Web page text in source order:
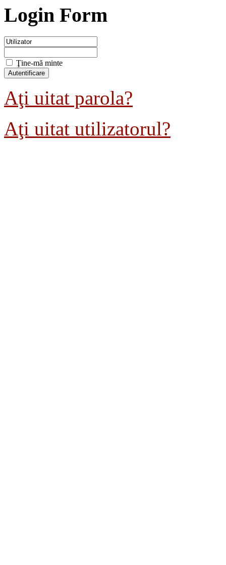
Login Form
Ţine-mă minte
Aţi uitat parola?
Aţi uitat utilizatorul?